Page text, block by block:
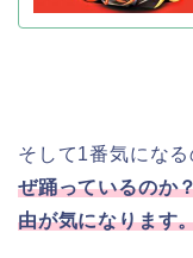
そして1番気にな
ぜ踊っているのか
由が気になります